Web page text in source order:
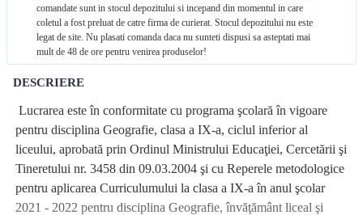
comandate sunt in stocul depozitului si incepand din momentul in care
coletul a fost preluat de catre firma de curierat. Stocul depozitului nu este
legat de site. Nu plasati comanda daca nu sunteti dispusi sa asteptati mai
mult de 48 de ore pentru venirea produselor!
DESCRIERE
Lucrarea este în conformitate cu programa şcolară în vigoare
pentru disciplina Geografie, clasa a IX-a, ciclul inferior al
liceului, aprobată prin Ordinul Ministrului Educaţiei, Cercetării şi
Tineretului nr. 3458 din 09.03.2004 şi cu Reperele metodologice
pentru aplicarea Curriculumului la clasa a IX-a în anul şcolar
2021 - 2022 pentru disciplina Geografie, învăţământ liceal şi